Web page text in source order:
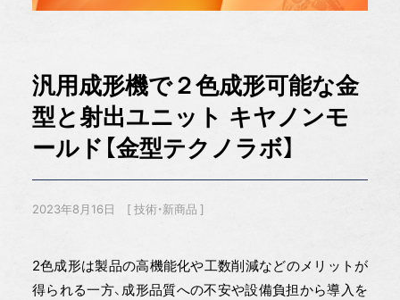
汎用成形機で２色成形可能な金
型と射出ユニット キヤノンモ
ールド【金型テクノラボ】
2023年8月16日 技術・新商品
2色成形は製品の高機能化や工数削減などのメリットが
得られる一方、成形品質への不安や設備負担から導入を